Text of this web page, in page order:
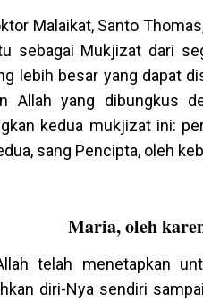
Malaikat, Santo
sebagai Mukjizat dari
lebih besar yang dapat
Allah yang dibungkus
kedua mukjizat ini:
sang Pencipta, oleh
Maria, oleh
telah menetapkan
diri-Nya sendiri